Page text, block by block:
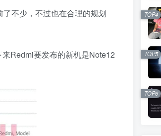
不少，不过也在合理的规划
Redmi要发布的新机是Note12
TOP4
TOP5
TOP6